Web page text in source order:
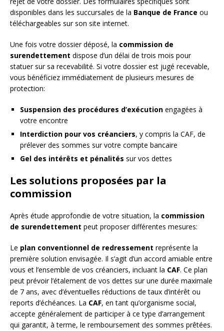
disponibles dans les succursales de la Banque de France ou
téléchargeables sur son site internet.
Une fois votre dossier déposé, la commission de
surendettement dispose d’un délai de trois mois pour
statuer sur sa recevabilité. Si votre dossier est jugé recevable,
vous bénéficiez immédiatement de plusieurs mesures de
protection:
Suspension des procédures d’exécution engagées à
votre encontre
Interdiction pour vos créanciers, y compris la CAF, de
prélever des sommes sur votre compte bancaire
Gel des intérêts et pénalités sur vos dettes
Les solutions proposées par la
commission
Après étude approfondie de votre situation, la commission
de surendettement peut proposer différentes mesures:
Le plan conventionnel de redressement représente la
première solution envisagée. Il s’agit d’un accord amiable entre
vous et l’ensemble de vos créanciers, incluant la CAF. Ce plan
peut prévoir l’étalement de vos dettes sur une durée maximale
de 7 ans, avec d’éventuelles réductions de taux d’intérêt ou
reports d’échéances. La CAF, en tant qu’organisme social,
accepte généralement de participer à ce type d’arrangement
qui garantit, à terme, le remboursement des sommes prêtées.